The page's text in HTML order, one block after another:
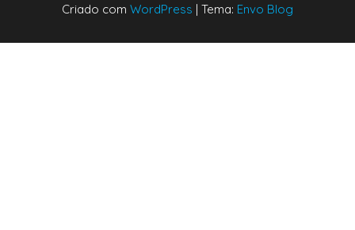
Criado com WordPress | Tema: Envo Blog